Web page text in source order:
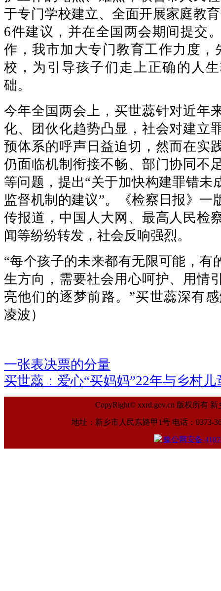
于专门学校建立、全面开展家庭教
6件建议，并在全国两会期间提交
作，我市加大专门教育工作力度，
校，为引导孩子们走上正确的人
础。
今年全国两会上，买世蕊针对近年
化、团伙化趋势凸显，社会对建立
预体系的呼声日益迫切，然而在实
仍面临机制衔接不畅、部门协同不
等问题，提出“关于加快构建罪错未
监督机制的建议”。《检察日报》一
传报道，中国人大网、最高人民检
闻等纷纷转发，社会反响强烈。
“每个孩子的未来都有无限可能，有
生方向，需要社会用心呵护、用情
亮他们的逐梦前路。”买世蕊深有
凌波）
一张表决票的分量
买世蕊：爱心“买妈妈”22年与乡村儿
CopyRight© xxrd.gov.cn 版权所有
地址：新乡市人民东路甲1号 电话：0373-
豫公网安备